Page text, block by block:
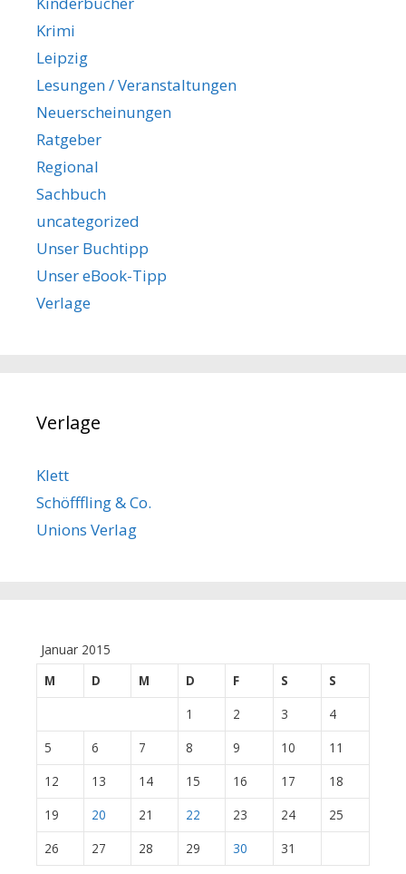
Krimi
Leipzig
Lesungen / Veranstaltungen
Neuerscheinungen
Ratgeber
Regional
Sachbuch
uncategorized
Unser Buchtipp
Unser eBook-Tipp
Verlage
Verlage
Klett
Schöfffling & Co.
Unions Verlag
Januar 2015
M
D M D F S
S
1
2 3
4
5
6 7 8 9 10
11
12
13 14 15 16 17
18
19
20 21 22 23 24
25
26
27 28 29 30 31